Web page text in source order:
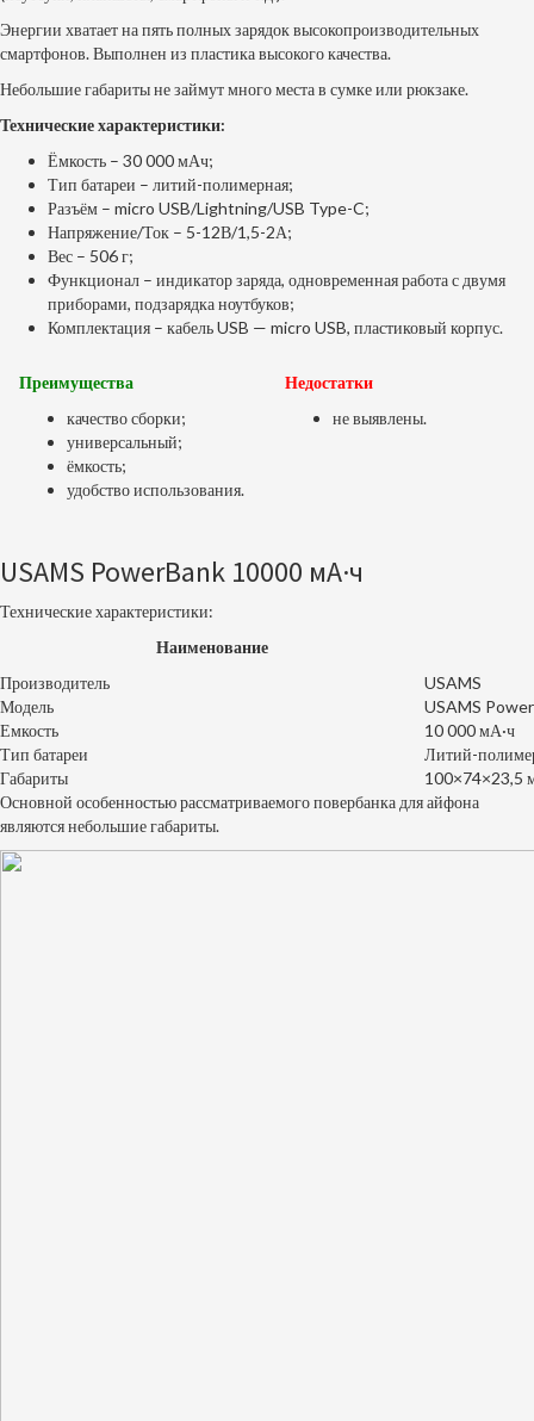
Энергии хватает на пять полных зарядок высокопроизводительных
смартфонов. Выполнен из пластика высокого качества.
Небольшие габариты не займут много места в сумке или рюкзаке.
Технические характеристики:
Ёмкость – 30 000 мАч;
Тип батареи – литий-полимерная;
Разъём – micro USB/Lightning/USB Type-C;
Напряжение/Ток – 5-12В/1,5-2А;
Вес – 506 г;
Функционал – индикатор заряда, одновременная работа с двумя
приборами, подзарядка ноутбуков;
Комплектация – кабель USB — micro USB, пластиковый корпус.
Преимущества
качество сборки;
универсальный;
ёмкость;
удобство использования.
Недостатки
не выявлены.
USAMS PowerBank 10000 мА·ч
Технические характеристики:
Наименование
Производитель
USAMS
Модель
USAMS
Емкость
10 000 мА·ч
Тип батареи
Литий-
Габариты
100×74×23,5
Основной особенностью рассматриваемого повербанка для айфона
являются небольшие габариты.